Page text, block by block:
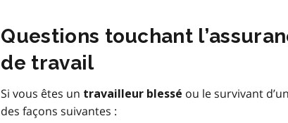
Questions touchant
de travail
Si vous êtes un travailleur blessé ou le survivant
des façons suivantes :